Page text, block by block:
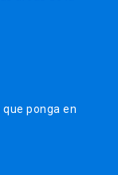
ponga en